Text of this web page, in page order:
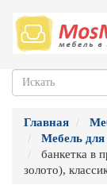
Главная
Мебель
банкетка в
золото),